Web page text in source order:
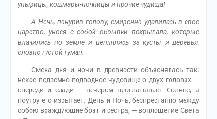
упырицы, кошмары-ночницы и прочие чудища!
А Ночь, понурив голову, смиренно удалилась в свое
царство, унося с собой обрывки покрывала, которые
влачились по земле и цеплялись за кусты и деревья,
словно густой туман.
Смена дня и ночи в древности объяснялась так:
некое подземно-подводное чудовище о двух головах —
спереди и сзади — вечером проглатывает Солнце, а
поутру его изрыгает. День и Ночь, беспрестанно между
собою враждующие брат и сестра, — воплощение Света